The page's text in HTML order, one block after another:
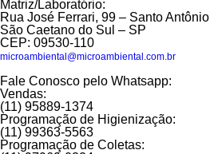
Matriz/Laboratório:
Rua José Ferrari, 99 – Santo Antônio
São Caetano do Sul – SP
CEP: 09530-110
microambiental@microambiental.com.br
Fale Conosco pelo Whatsapp:
Vendas:
(11) 95889-1374
Programação de Higienização:
(11) 99363-5563
Programação de Coletas: